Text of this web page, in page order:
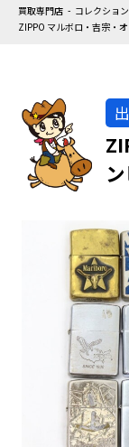
買取専門店 コレクショ
ZIPPO マルボロ・吉宗・